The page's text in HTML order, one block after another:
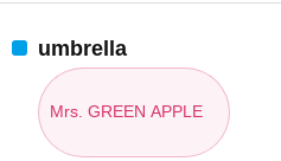
umbrella
Mrs. GREEN APPLE